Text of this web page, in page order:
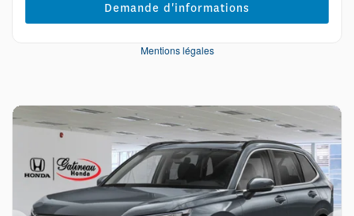
Demande d'informations
Mentions légales